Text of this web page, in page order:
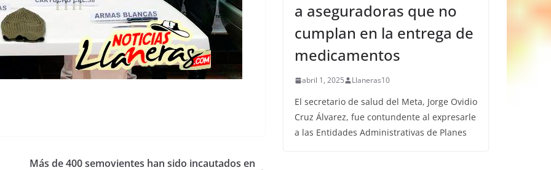
Más de 400 semovientes han sido incautados en
a aseguradoras que no
cumplan en la entrega de
medicamentos
abril 1, 2025 Llaneras10
El secretario de salud del Meta, Jorge Ovidio
Cruz Álvarez, fue contundente al expresarle
a las Entidades Administrativas de Planes